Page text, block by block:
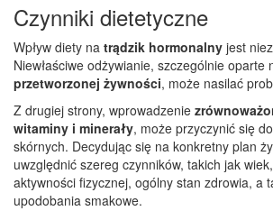
Czynniki dietetyczne
Wpływ diety na trądzik hormonalny jest
Niewłaściwe odżywianie, szczególnie oparte
przetworzonej żywności, może nasilać
Z drugiej strony, wprowadzenie
witaminy i minerały, może przyczynić się
skórnych. Decydując się na konkretny plan
uwzględnić szereg czynników, takich jak
aktywności fizycznej, ogólny stan zdrowia, a
upodobania smakowe.